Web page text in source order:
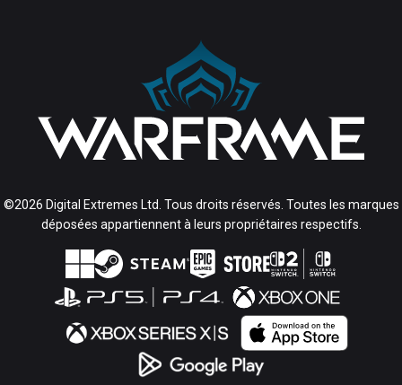
©2026 Digital Extremes Ltd. Tous droits réservés. Toutes les marques
déposées appartiennent à leurs propriétaires respectifs.